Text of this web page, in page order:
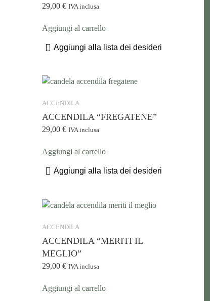
29,00 € IVA inclusa
Aggiungi al carrello
Aggiungi alla lista dei desideri
ACCENDILA
ACCENDILA “FREGATENE”
29,00 € IVA inclusa
Aggiungi al carrello
Aggiungi alla lista dei desideri
ACCENDILA
ACCENDILA “MERITI IL
MEGLIO”
29,00 € IVA inclusa
Aggiungi al carrello